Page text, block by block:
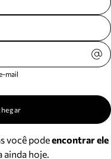
mail
você podeencontrar ele
ainda hoje.